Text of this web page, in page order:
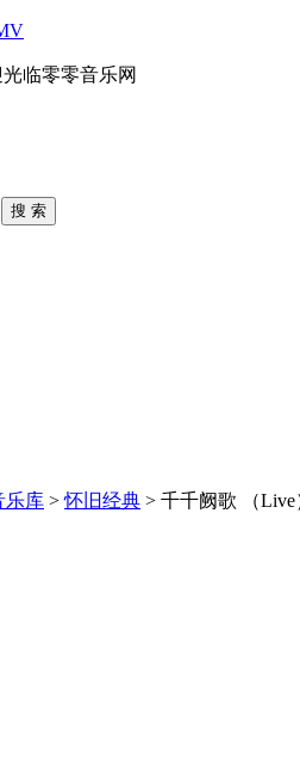
临零零音乐网
搜 索
乐库 >怀旧经典 > 千千阙歌 （Live